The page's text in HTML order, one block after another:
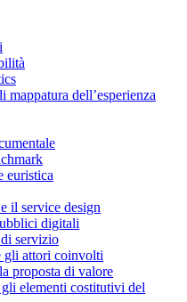
mappatura dell’esperienza
euristica
il service design
digitali
servizio
gli attori coinvolti
proposta di valore
elementi costitutivi del